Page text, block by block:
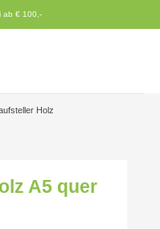
ab € 100,-
Holz
A5 quer